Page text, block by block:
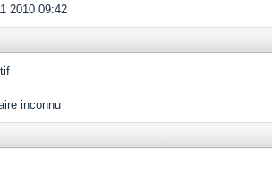
2010 09:42
inconnu